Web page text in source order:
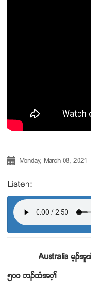
Monday, March 08, 2021
Listen:
Australia မ့ဥ
၅၀၀ ဘဥသံအဂ့ႈ